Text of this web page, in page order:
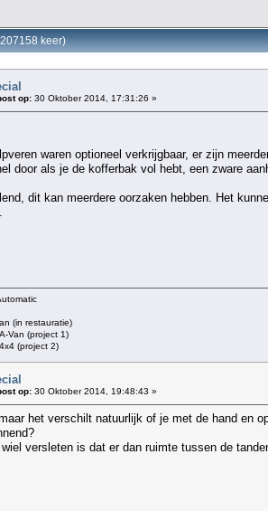
keer)
op: 30 Oktober 2014, 17:31:26 »
waren optioneel verkrijgbaar, er zijn
door als je de kofferbak vol hebt, een zware
dit kan meerdere oorzaken hebben. Het
(in restauratie)
Van (project 1)
(project 2)
op: 30 Oktober 2014, 19:48:43 »
het verschilt natuurlijk of je met de hand en
versleten is dat er dan ruimte tussen de